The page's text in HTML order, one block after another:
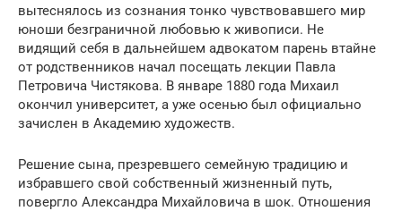
вытеснялось из сознания тонко чувствовавшего мир
юноши безграничной любовью к живописи. Не
видящий себя в дальнейшем адвокатом парень втайне
от родственников начал посещать лекции Павла
Петровича Чистякова. В январе 1880 года Михаил
окончил университет, а уже осенью был официально
зачислен в Академию художеств.
Решение сына, презревшего семейную традицию и
избравшего свой собственный жизненный путь,
повергло Александра Михайловича в шок. Отношения